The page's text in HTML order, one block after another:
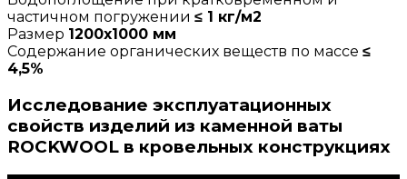
частичном погружении ≤ 1 кг/м2
Размер 1200х1000 мм
Содержание органических веществ по массе ≤
4,5%
Исследование эксплуатационных
свойств изделий из каменной ваты
ROCKWOOL в кровельных конструкциях